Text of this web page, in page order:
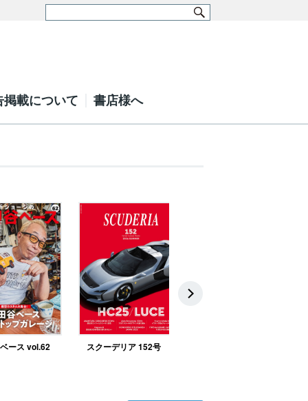
掲載について 書店様へ
ース vol.62 スクーデリア 152号